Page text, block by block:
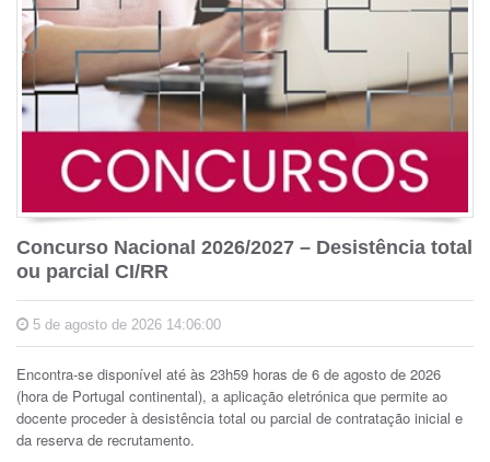
Concurso Nacional 2026/2027 – Desistência total
ou parcial CI/RR
5 de agosto de 2026 14:06:00
Encontra-se disponível até às 23h59 horas de 6 de agosto de 2026
(hora de Portugal continental), a aplicação eletrónica que permite ao
docente proceder à desistência total ou parcial de contratação inicial e
da reserva de recrutamento.